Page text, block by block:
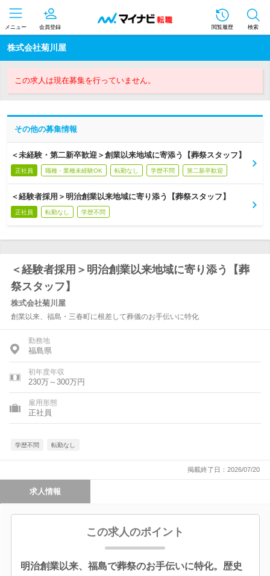
メニュー 会員登録 閲覧履歴 検索
株式会社菊川屋
この求人は現在募集を行っていません。
その他の募集情報
＜未経験・第二新卒歓迎＞創業以来地域に寄添う【葬祭スタッフ】
正社員 職種・業種未経験OK 転勤なし 学歴不問 第二新卒歓迎
＜経験者採用＞明治創業以来地域に寄り添う【葬祭スタッフ】
正社員 転勤なし 学歴不問
＜経験者採用＞明治創業以来地域に寄り添う【葬
祭スタッフ】
株式会社菊川屋
創業以来、福島・三春町に根差して葬儀のお手伝いに特化
勤務地
福島県
初年度年収
230万～300万円
雇用形態
正社員
学歴不問 転勤なし
掲載終了日：2026/07/20
求人情報
この求人のポイント
明治創業以来、福島で葬祭のお手伝いに特化。歴史